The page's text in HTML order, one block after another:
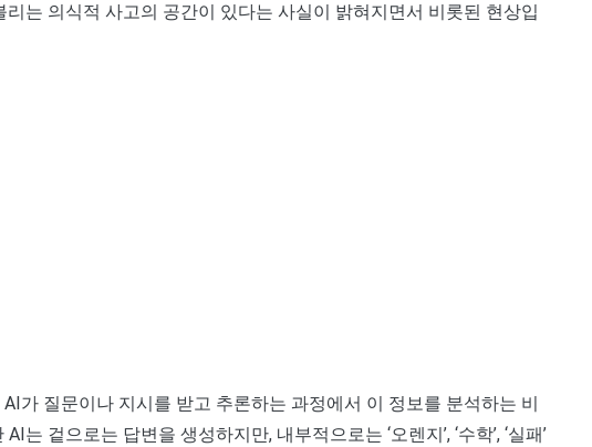
리는 의식적 사고의 공간이 있다는 사실이 밝혀지면서 비롯된 현상입
가 질문이나 지시를 받고 추론하는 과정에서 이 정보를 분석하는 비
겉으로는 답변을 생성하지만, 내부적으로는 ‘오렌지’, ‘수학’, ‘실패’